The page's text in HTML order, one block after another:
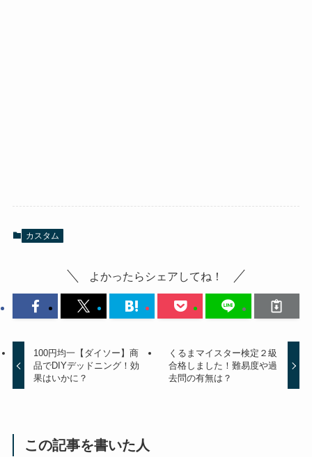
カスタム
よかったらシェアしてね！
100円均一【ダイソー】商
品でDIYデッドニング！効
果はいかに？
くるまマイスター検定２級
合格しました！難易度や過
去問の有無は？
この記事を書いた人